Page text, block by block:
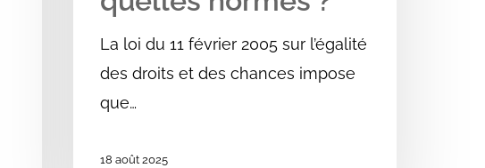
La loi du 11 février 2005 sur l’égalité
des droits et des chances impose
que…
18 août 2025